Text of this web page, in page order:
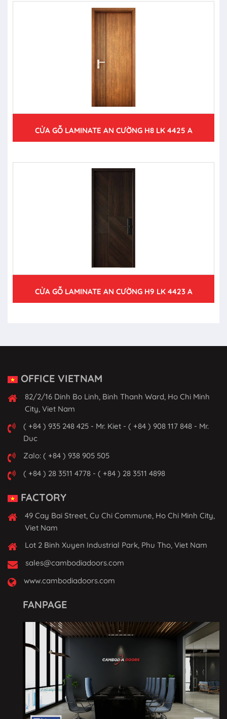
CỬA GỖ LAMINATE AN CƯỜNG H8 LK 4425 A
CỬA GỖ LAMINATE AN CƯỜNG H9 LK 4423 A
OFFICE VIETNAM
82/2/16 Dinh Bo Linh, Binh Thanh Ward, Ho Chi Minh
City, Viet Nam
( +84 ) 935 248 425 - Mr. Kiet - ( +84 ) 908 117 848 - Mr.
Duc
Zalo: ( +84 ) 938 905 505
( +84 ) 28 3511 4778 - ( +84 ) 28 3511 4898
FACTORY
49 Cay Bai Street, Cu Chi Commune, Ho Chi Minh City,
Viet Nam
Lot 2 Binh Xuyen Industrial Park, Phu Tho, Viet Nam
sales@cambodiadoors.com
www.cambodiadoors.com
FANPAGE